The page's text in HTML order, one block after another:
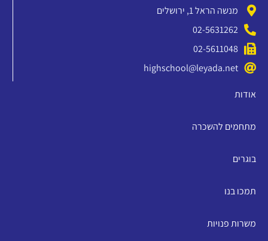
מנשה הראל 1, ירושלים
02-5631262
02-5611048
highschool@leyada.net
אודות
מתחמים להשכרה
בוגרים
תמכו בנו
משרות פנויות